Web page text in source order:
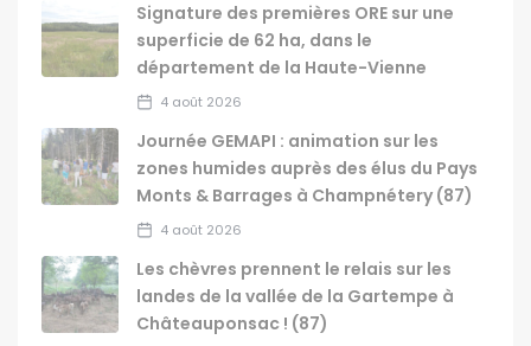
Signature des premières ORE sur une
superficie de 62 ha, dans le
département de la Haute-Vienne
4 août 2026
Journée GEMAPI : animation sur les
zones humides auprès des élus du Pays
Monts & Barrages à Champnétery (87)
4 août 2026
Les chèvres prennent le relais sur les
landes de la vallée de la Gartempe à
Châteauponsac ! (87)